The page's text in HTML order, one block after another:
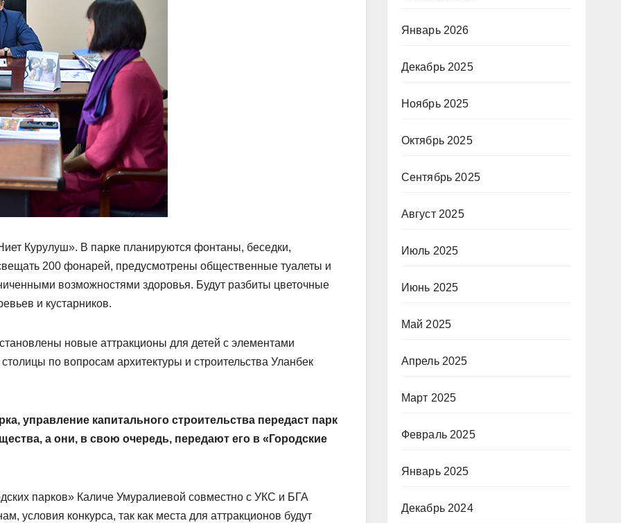
Курулуш». В парке планируются фонтаны, беседки,
200 фонарей, предусмотрены общественные туалеты и
возможностями здоровья. Будут разбиты цветочные
и кустарников.
новые аттракционы для детей с элементами
по вопросам архитектуры и строительства Уланбек
управление капитального строительства передаст парк
а они, в свою очередь, передают его в «Городские
парков» Каличе Умуралиевой совместно с УКС и БГА
условия конкурса, так как места для аттракционов будут
Январь 2026
Декабрь 2025
Ноябрь 2025
Октябрь 2025
Сентябрь 2025
Август 2025
Июль 2025
Июнь 2025
Май 2025
Апрель 2025
Март 2025
Февраль 2025
Январь 2025
Декабрь 2024